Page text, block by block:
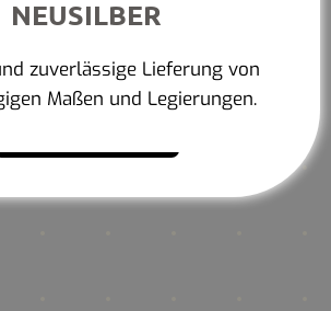
NEUSILBER
zuverlässige Lieferung von
Maßen und Legierungen.